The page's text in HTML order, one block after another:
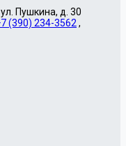
Пушкина, д. 30
(390) 234-3562 ,